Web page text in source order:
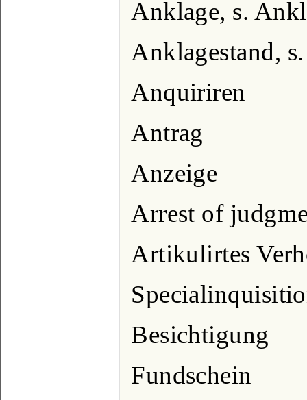
Anklage, s.
Anklagestand,
Anquiriren
Antrag
Anzeige
Arrest of
Artikulirtes
Besichtigung
Fundschein